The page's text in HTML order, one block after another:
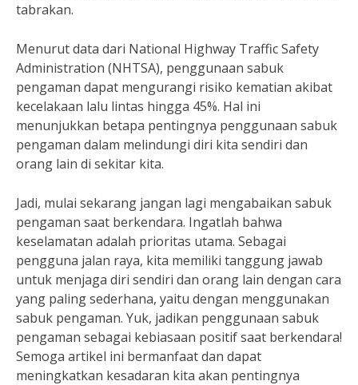
tabrakan.
Menurut data dari National Highway Traffic Safety
Administration (NHTSA), penggunaan sabuk
pengaman dapat mengurangi risiko kematian akibat
kecelakaan lalu lintas hingga 45%. Hal ini
menunjukkan betapa pentingnya penggunaan sabuk
pengaman dalam melindungi diri kita sendiri dan
orang lain di sekitar kita.
Jadi, mulai sekarang jangan lagi mengabaikan sabuk
pengaman saat berkendara. Ingatlah bahwa
keselamatan adalah prioritas utama. Sebagai
pengguna jalan raya, kita memiliki tanggung jawab
untuk menjaga diri sendiri dan orang lain dengan cara
yang paling sederhana, yaitu dengan menggunakan
sabuk pengaman. Yuk, jadikan penggunaan sabuk
pengaman sebagai kebiasaan positif saat berkendara!
Semoga artikel ini bermanfaat dan dapat
meningkatkan kesadaran kita akan pentingnya